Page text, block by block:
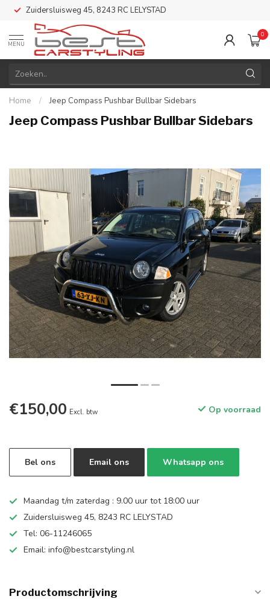
Zuidersluisweg 45, 8243 RC LELYSTAD
MENU
0
Home / Jeep Compass Pushbar Bullbar Sidebars
Jeep Compass Pushbar Bullbar Sidebars
€150,00 Excl. btw Op voorraad
Bel ons Email ons Whatsapp ons
Maandag t/m zaterdag : 9.00 uur tot 18:00 uur
Zuidersluisweg 45, 8243 RC LELYSTAD
Tel: 06-11246065
Email: info@bestcarstyling.nl
Productomschrijving